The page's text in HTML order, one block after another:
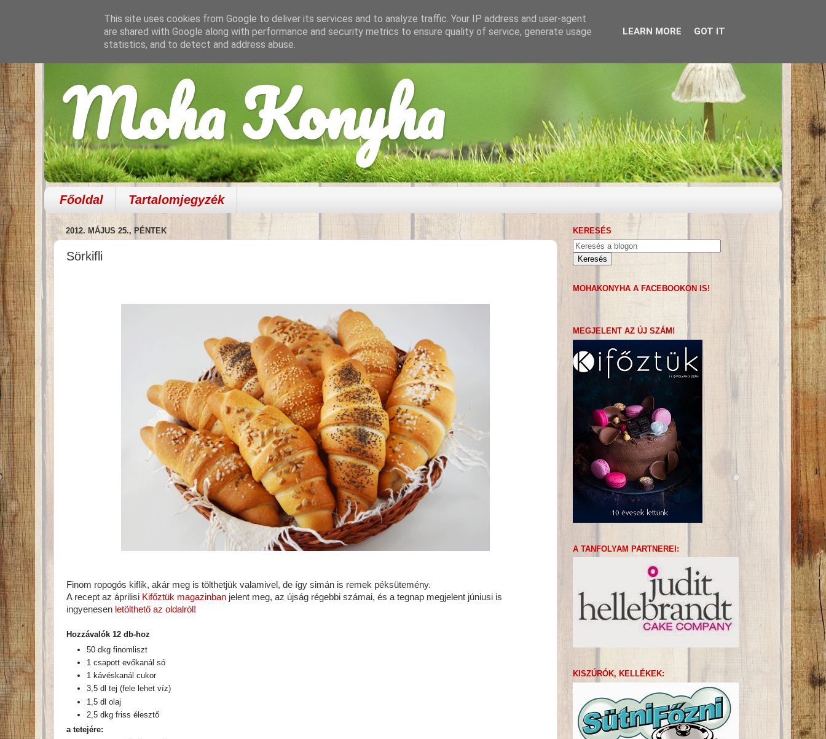
Moha Konyha
Főoldal Tartalomjegyzék
2012. MÁJUS 25., PÉNTEK
Sörkifli
Finom ropogós kiflik, akár meg is tölthetjük valamivel, de így simán is remek péksütemény.
A recept az áprilisi Kifőztük magazinban jelent meg, az újság régebbi számai, és a tegnap megjelent júniusi is
ingyenesen letölthető az oldalról!
Hozzávalók 12 db-hoz
50 dkg finomliszt
1 csapott evőkanál só
1 kávéskanál cukor
3,5 dl tej (fele lehet víz)
1,5 dl olaj
2,5 dkg friss élesztő
a tetejére:
KERESÉS
MOHAKONYHA A FACEBOOKON IS!
MEGJELENT AZ ÚJ SZÁM!
A TANFOLYAM PARTNEREI:
KISZÚRÓK, KELLÉKEK:
This site uses cookies from Google to deliver its services and to analyze traffic. Your IP address and user-agent
are shared with Google along with performance and security metrics to ensure quality of service, generate usage
statistics, and to detect and address abuse.
LEARN MORE GOT IT